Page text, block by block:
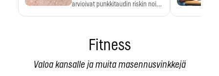
arvioivat punkkitaudin riskin noin
Fitness
Valoa kansalle ja muita masennusvinkkejä